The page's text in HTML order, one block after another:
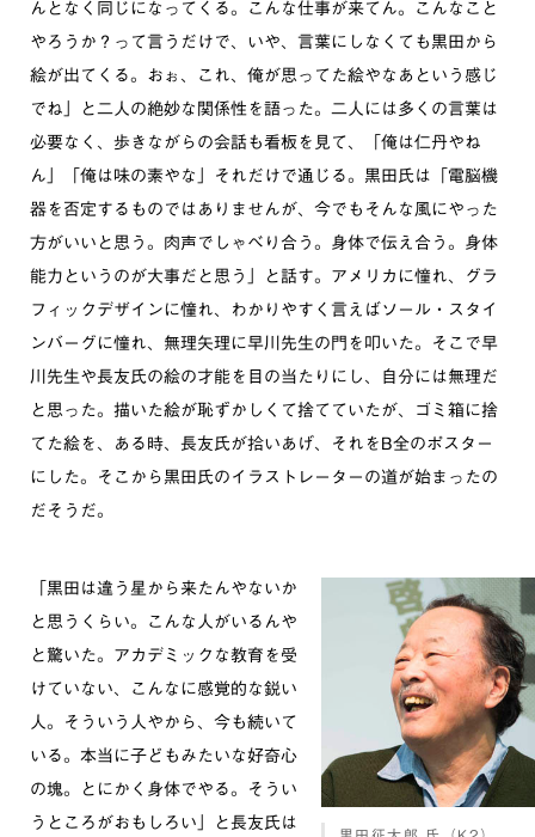
んとなく同じになってくる。こんな仕事が来てん。こんなこと
やろうか？って言うだけで、いや、言葉にしなくても黒田から
絵が出てくる。おぉ、これ、俺が思ってた絵やなあという感じ
でね」と二人の絶妙な関係性を語った。二人には多くの言葉は
必要なく、歩きながらの会話も看板を見て、「俺は仁丹やね
ん」「俺は味の素やな」それだけで通じる。黒田氏は「電脳機
器を否定するものではありませんが、今でもそんな風にやった
方がいいと思う。肉声でしゃべり合う。身体で伝え合う。身体
能力というのが大事だと思う」と話す。アメリカに憧れ、グラ
フィックデザインに憧れ、わかりやすく言えばソール・スタイ
ンバーグに憧れ、無理矢理に早川先生の門を叩いた。そこで早
川先生や長友氏の絵の才能を目の当たりにし、自分には無理だ
と思った。描いた絵が恥ずかしくて捨てていたが、ゴミ箱に捨
てた絵を、ある時、長友氏が拾いあげ、それをB全のポスター
にした。そこから黒田氏のイラストレーターの道が始まったの
だそうだ。
「黒田は違う星から来たんやないか
と思うくらい。こんな人がいるんや
と驚いた。アカデミックな教育を受
けていない、こんなに感覚的な鋭い
人。そういう人やから、今も続いて
いる。本当に子どもみたいな好奇心
の塊。とにかく身体でやる。そうい
うところがおもしろい」と長友氏は